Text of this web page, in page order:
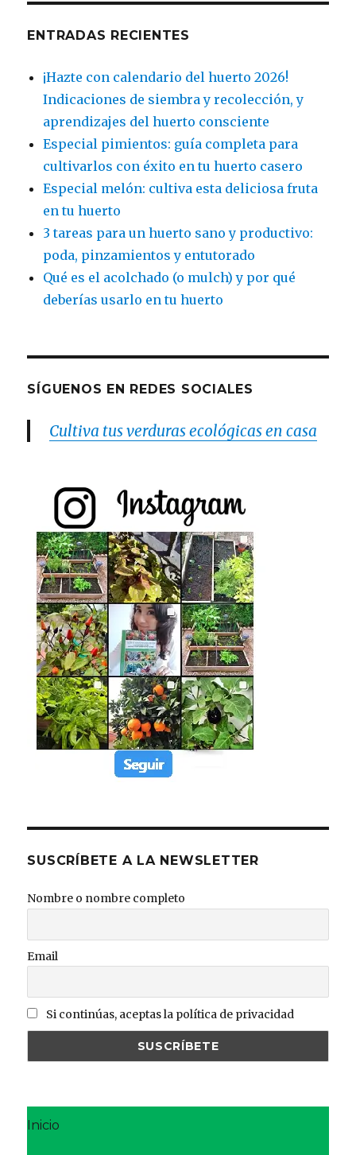
ENTRADAS RECIENTES
¡Hazte con calendario del huerto 2026!
Indicaciones de siembra y recolección, y
aprendizajes del huerto consciente
Especial pimientos: guía completa para
cultivarlos con éxito en tu huerto casero
Especial melón: cultiva esta deliciosa fruta
en tu huerto
3 tareas para un huerto sano y productivo:
poda, pinzamientos y entutorado
Qué es el acolchado (o mulch) y por qué
deberías usarlo en tu huerto
SÍGUENOS EN REDES SOCIALES
Cultiva tus verduras ecológicas en casa
SUSCRÍBETE A LA NEWSLETTER
Nombre o nombre completo
Email
Si continúas, aceptas la política de privacidad
Inicio